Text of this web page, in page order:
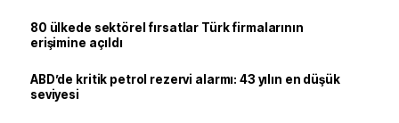
80 ülkede sektörel fırsatlar Türk firmalarının
erişimine açıldı
ABD’de kritik petrol rezervi alarmı: 43 yılın en düşük
seviyesi